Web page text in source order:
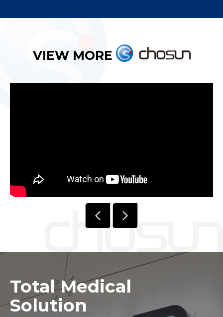
VIEW MORE
Total Medical
Solution